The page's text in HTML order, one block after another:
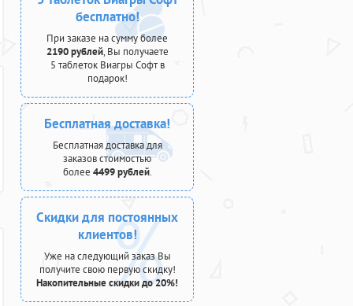
бесплатно!
При заказе на сумму более
2190 рублей, Вы получаете
5 таблеток Виагры Софт в
подарок!
Бесплатная доставка!
Бесплатная доставка для
заказов стоимостью
более 4499 рублей.
Скидки для постоянных
клиентов!
Уже на следующий заказ Вы
получите свою первую скидку!
Накопительные скидки до 20%!